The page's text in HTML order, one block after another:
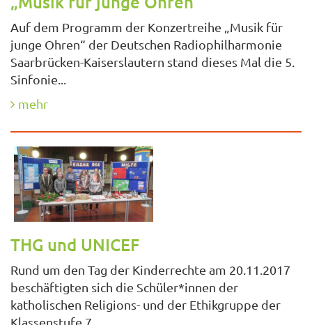
Auf dem Programm der Konzertreihe „Musik für
junge Ohren“ der Deutschen Radiophilharmonie
Saarbrücken-Kaiserslautern stand dieses Mal die 5.
Sinfonie...
mehr
THG und UNICEF
Rund um den Tag der Kinderrechte am 20.11.2017
beschäftigten sich die Schüler*innen der
katholischen Religions- und der Ethikgruppe der